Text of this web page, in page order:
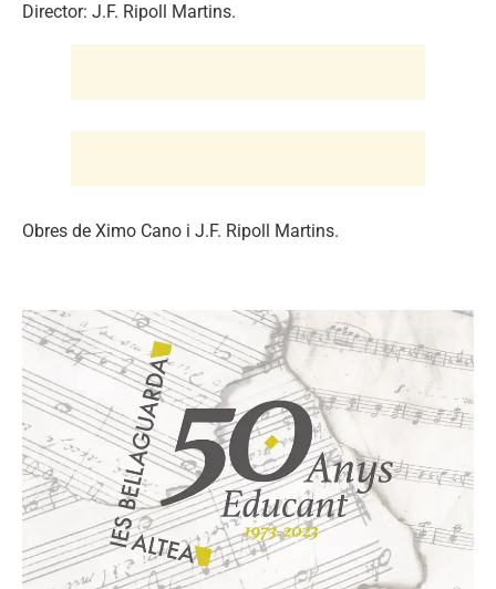
Director: J.F. Ripoll Martins.
Obres de Ximo Cano i J.F. Ripoll Martins.